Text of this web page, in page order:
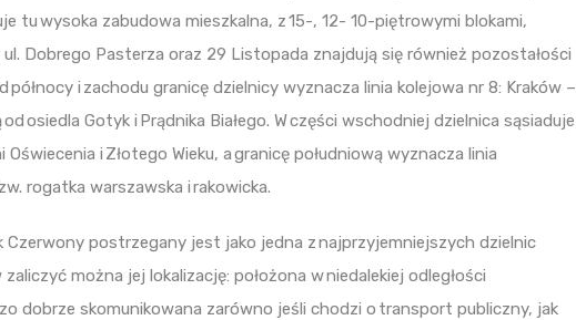
tu wysoka zabudowa mieszkalna, z 15-, 12- 10-piętrowymi blokami,
Dobrego Pasterza oraz 29 Listopada znajdują się również pozostałości
północy i zachodu granicę dzielnicy wyznacza linia kolejowa nr 8: Kraków –
osiedla Gotyk i Prądnika Białego. W części wschodniej dzielnica sąsiaduje
i Złotego Wieku, a granicę południową wyznacza linia
rogatka warszawska i rakowicka.
Czerwony postrzegany jest jako jedna z najprzyjemniejszych dzielnic
można jej lokalizację: położona w niedalekiej odległości
dobrze skomunikowana zarówno jeśli chodzi o transport publiczny, jak